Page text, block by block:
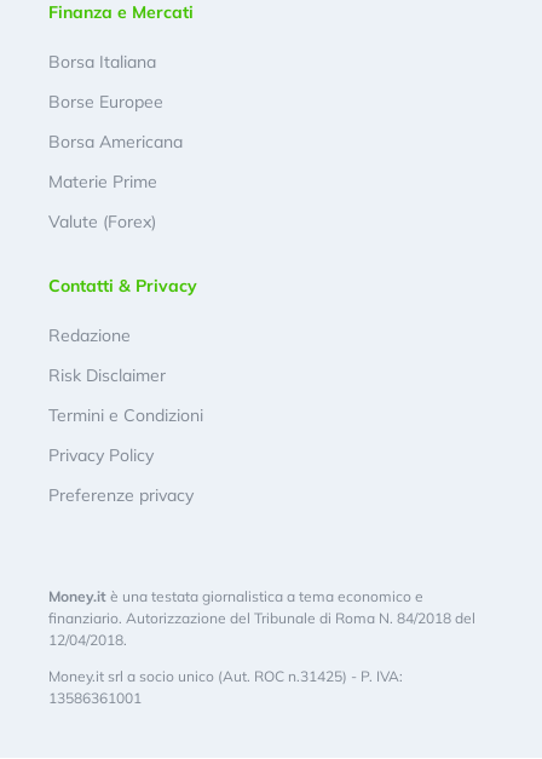
Finanza e Mercati
Borsa Italiana
Borse Europee
Borsa Americana
Materie Prime
Valute (Forex)
Contatti & Privacy
Redazione
Risk Disclaimer
Termini e Condizioni
Privacy Policy
Preferenze privacy
Money.it è una testata giornalistica a tema economico e
finanziario. Autorizzazione del Tribunale di Roma N. 84/2018 del
12/04/2018.
Money.it srl a socio unico (Aut. ROC n.31425) - P. IVA:
13586361001